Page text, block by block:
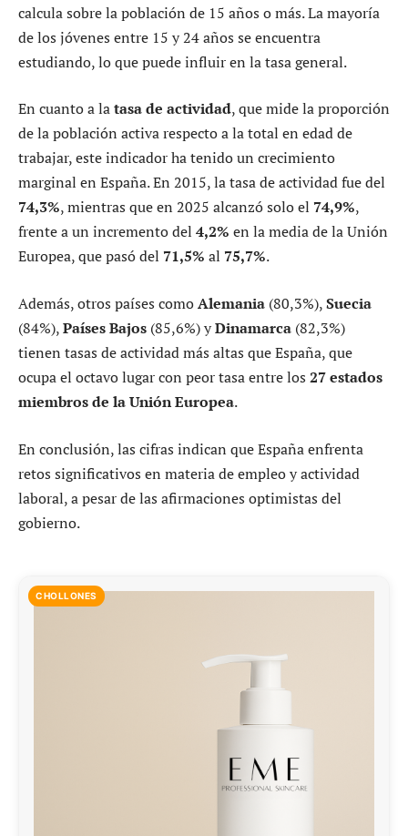
calcula sobre la población de 15 años o más. La mayoría
de los jóvenes entre 15 y 24 años se encuentra
estudiando, lo que puede influir en la tasa general.
En cuanto a latasa de actividad, que mide la proporción
de la población activa respecto a la total en edad de
trabajar, este indicador ha tenido un crecimiento
marginal en España. En 2015, la tasa de actividad fue del
74,3%, mientras que en 2025 alcanzó solo el 74,9%,
frente a un incremento del 4,2% en la media de la Unión
Europea, que pasó del 71,5% al 75,7%.
Además, otros países comoAlemania (80,3%),Suecia
(84%),Países Bajos (85,6%) yDinamarca (82,3%)
tienen tasas de actividad más altas que España, que
ocupa el octavo lugar con peor tasa entre los 27 estados
miembros de la Unión Europea.
En conclusión, las cifras indican que España enfrenta
retos significativos en materia de empleo y actividad
laboral, a pesar de las afirmaciones optimistas del
gobierno.
CHOLLONES